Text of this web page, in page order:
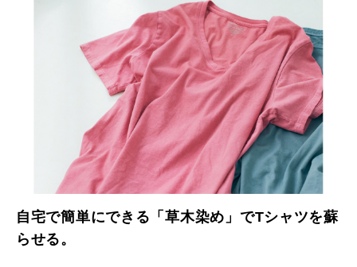
自宅で簡単にできる「草木染め」でTシャツを蘇
らせる。